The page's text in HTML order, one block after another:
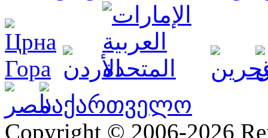
Copyright © 2006-2026